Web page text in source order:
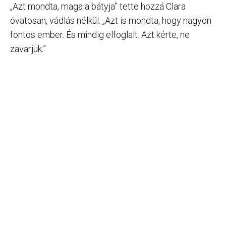
„Azt mondta, maga a bátyja” tette hozzá Clara
óvatosan, vádlás nélkül. „Azt is mondta, hogy nagyon
fontos ember. És mindig elfoglalt. Azt kérte, ne
zavarjuk.”